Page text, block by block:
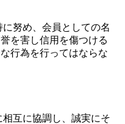
努め、会員としての名
を害し信用を傷つける
行為を行ってはならな
互に協調し、誠実にそ